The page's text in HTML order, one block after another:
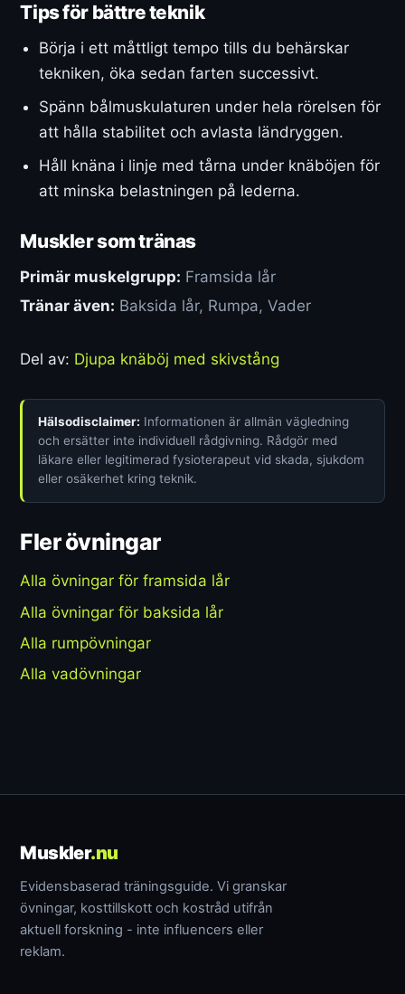
Tips för bättre teknik
Börja i ett måttligt tempo tills du behärskar
tekniken, öka sedan farten successivt.
Spänn bålmuskulaturen under hela rörelsen för
att hålla stabilitet och avlasta ländryggen.
Håll knäna i linje med tårna under knäböjen för
att minska belastningen på lederna.
Muskler som tränas
Primär muskelgrupp: Framsida lår
Tränar även: Baksida lår, Rumpa, Vader
Del av: Djupa knäböj med skivstång
Hälsodisclaimer: Informationen är allmän vägledning
och ersätter inte individuell rådgivning. Rådgör med
läkare eller legitimerad fysioterapeut vid skada, sjukdom
eller osäkerhet kring teknik.
Fler övningar
Alla övningar för framsida lår
Alla övningar för baksida lår
Alla rumpövningar
Alla vadövningar
Muskler.nu
Evidensbaserad träningsguide. Vi granskar
övningar, kosttillskott och kostråd utifrån
aktuell forskning - inte influencers eller
reklam.